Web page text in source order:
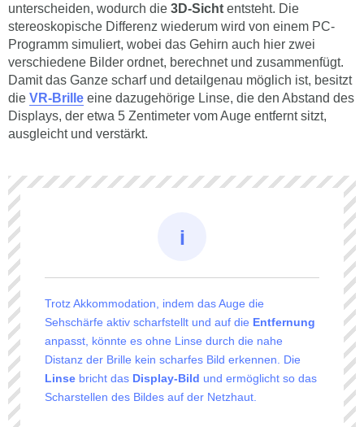
unterscheiden, wodurch die 3D-Sicht entsteht. Die
stereoskopische Differenz wiederum wird von einem PC-
Programm simuliert, wobei das Gehirn auch hier zwei
verschiedene Bilder ordnet, berechnet und zusammenfügt.
Damit das Ganze scharf und detailgenau möglich ist, besitzt
die VR-Brille eine dazugehörige Linse, die den Abstand des
Displays, der etwa 5 Zentimeter vom Auge entfernt sitzt,
ausgleicht und verstärkt.
Trotz Akkommodation, indem das Auge die
Sehschärfe aktiv scharfstellt und auf die Entfernung
anpasst, könnte es ohne Linse durch die nahe
Distanz der Brille kein scharfes Bild erkennen. Die
Linse bricht das Display-Bild und ermöglicht so das
Scharstellen des Bildes auf der Netzhaut.